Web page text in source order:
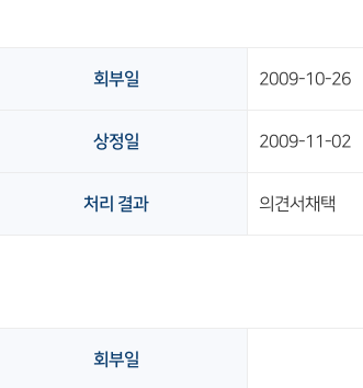
회부일 2009-10-26
상정일 2009-11-02
처리 결과 의견서채택
회부일